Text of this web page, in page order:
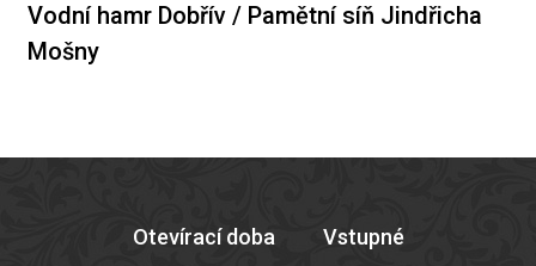
Vodní hamr Dobřív / Pamětní síň Jindřicha
Mošny
Otevírací doba
Vstupné